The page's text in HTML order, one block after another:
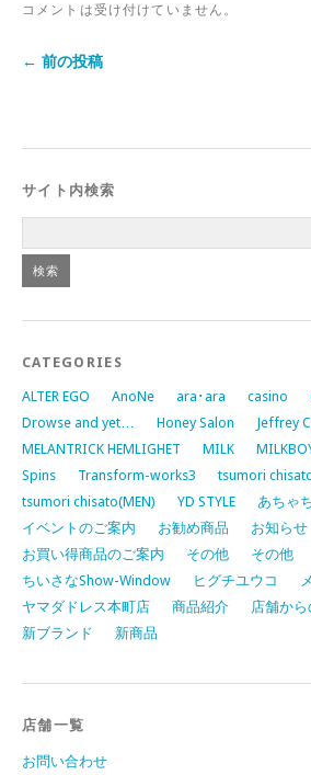
コメントは受け付けていません。
← 前の投稿
サイト内検索
CATEGORIES
ALTER EGO AnoNe ara･ara casino
Drowse and yet…
Honey Salon Jeffrey
MELANTRICK HEMLIGHET
MILK
Spins
Transform-works3
tsumori
tsumori chisato(MEN)
YD STYLE
あちゃ
イベントのご案内
お勧め商品
お知らせ
お買い得商品のご案内
その他
その他
ちいさなShow-Window
ヒグチユウコ
ヤマダドレス本町店
商品紹介
店舗か
新ブランド
新商品
店舗一覧
お問い合わせ